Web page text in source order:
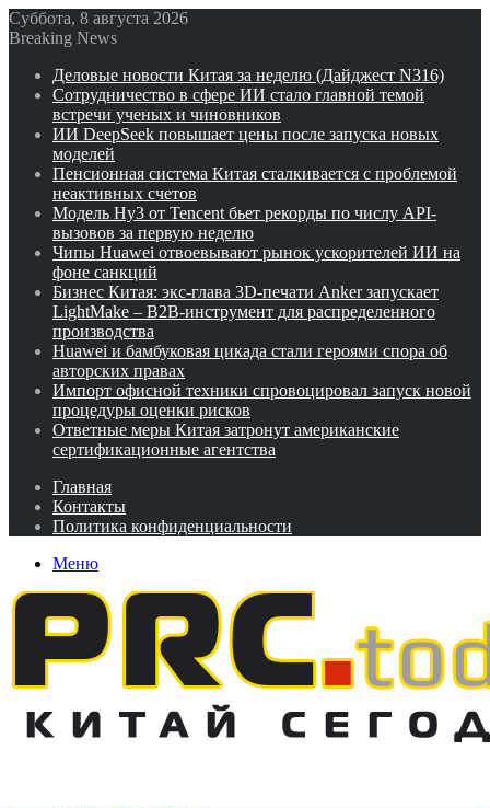
Суббота, 8 августа 2026
Breaking News
Деловые новости Китая за неделю (Дайджест N316)
Сотрудничество в сфере ИИ стало главной темой
встречи ученых и чиновников
ИИ DeepSeek повышает цены после запуска новых
моделей
Пенсионная система Китая сталкивается с проблемой
неактивных счетов
Модель Hy3 от Tencent бьет рекорды по числу API-
вызовов за первую неделю
Чипы Huawei отвоевывают рынок ускорителей ИИ на
фоне санкций
Бизнес Китая: экс-глава 3D-печати Anker запускает
LightMake – B2B-инструмент для распределенного
производства
Huawei и бамбуковая цикада стали героями спора об
авторских правах
Импорт офисной техники спровоцировал запуск новой
процедуры оценки рисков
Ответные меры Китая затронут американские
сертификационные агентства
Главная
Контакты
Политика конфиденциальности
Меню